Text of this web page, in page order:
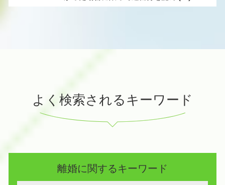
よく検索されるキーワード
離婚に関するキーワード